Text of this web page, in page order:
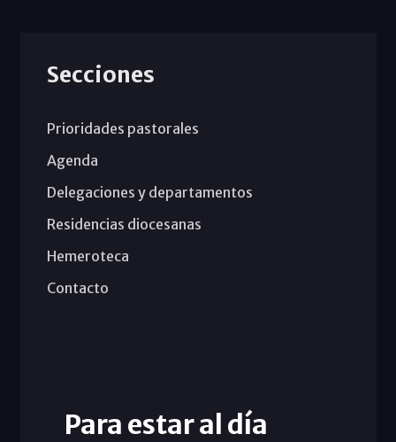
Secciones
Prioridades pastorales
Agenda
Delegaciones y departamentos
Residencias diocesanas
Hemeroteca
Contacto
Para estar al día